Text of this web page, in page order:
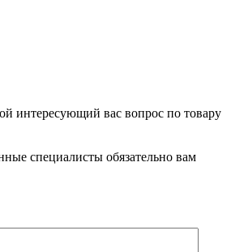
интересующий вас вопрос по товару
специалисты обязательно вам